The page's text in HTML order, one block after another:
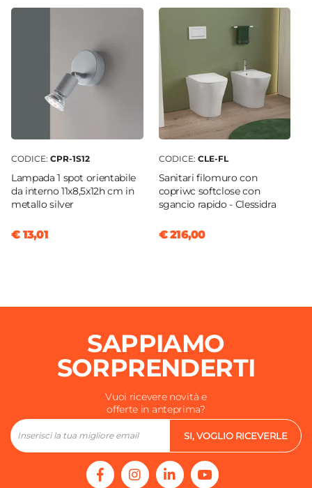
CODICE: CPR-1S12
Lampada 1 spot orientabile
da interno 11x8,5x12h cm in
metallo silver
€ 13,01
CODICE: CLE-FL
Sanitari filomuro con
copriwc softclose con
sgancio rapido - Clessidra
€ 216,00
SAPPIAMO
SORPRENDERTI
Vuoi ricevere novità e
offerte in anteprima?
SI, VOGLIO RICEVERLE